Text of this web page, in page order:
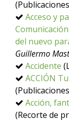
Acceso y
del nuevo
Guillermo
Accidente
ACCIÓN
Acción,
(Recorte de